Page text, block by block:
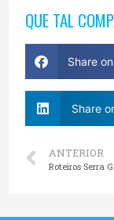
QUE TAL
Share
Share
ANTERIOR
Roteiros Serra